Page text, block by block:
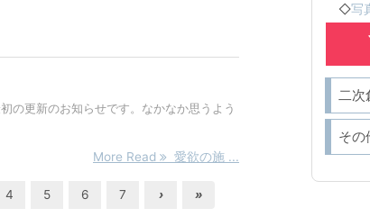
の更新のお知らせです。なかなか思うよう
More Read 愛欲の施 ...
4 5 6 7 › »
◇写
二次
その